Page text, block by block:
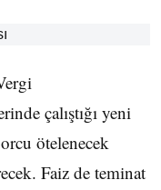
çalıştığı yeni
ötelenecek
Faiz de teminat